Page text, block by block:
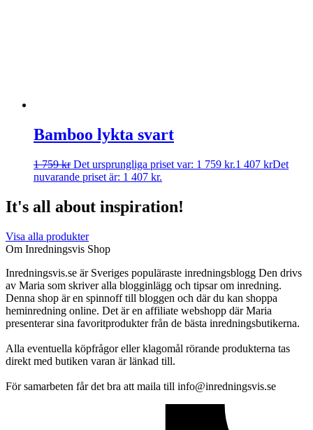
Bamboo lykta svart
1 759kr Det ursprungliga priset var: 1 759 kr.1 407 krDet
nuvarande priset är: 1 407 kr.
It's all about inspiration!
Visa alla produkter
Om Inredningsvis Shop
Inredningsvis.se är Sveriges populäraste inredningsblogg Den drivs
av Maria som skriver alla blogginlägg och tipsar om inredning.
Denna shop är en spinnoff till bloggen och där du kan shoppa
heminredning online. Det är en affiliate webshopp där Maria
presenterar sina favoritprodukter från de bästa inredningsbutikerna.
Alla eventuella köpfrågor eller klagomål rörande produkterna tas
direkt med butiken varan är länkad till.
För samarbeten får det bra att maila till info@inredningsvis.se